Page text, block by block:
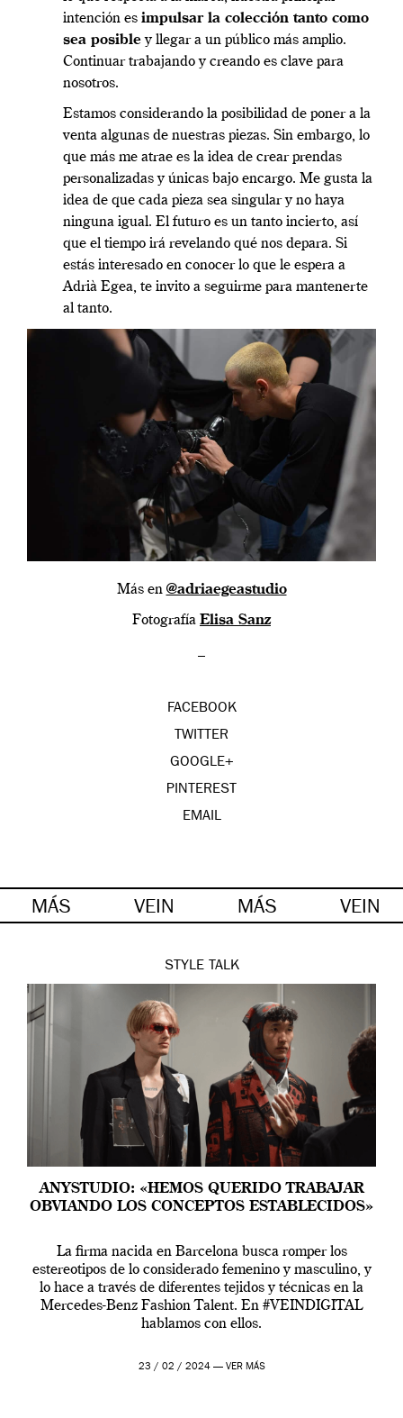
intención es impulsar la colección tanto como
sea posibley llegar a un público más amplio.
Continuar trabajando y creando es clave para
nosotros.
Estamos considerando la posibilidad de poner a la
venta algunas de nuestras piezas. Sin embargo, lo
que más me atrae es la idea de crear prendas
personalizadas y únicas bajo encargo. Me gusta la
idea de que cada pieza sea singular y no haya
ninguna igual. El futuro es un tanto incierto, así
que el tiempo irá revelando qué nos depara. Si
estás interesado en conocer lo que le espera a
Adrià Egea, te invito a seguirme para mantenerte
al tanto.
Más en @adriaegeastudio
Fotografía Elisa Sanz
FACEBOOK
TWITTER
GOOGLE+
PINTEREST
EMAIL
MÁS VEIN MÁS VEIN
STYLE TALK
ANYSTUDIO: «HEMOS QUERIDO TRABAJAR
OBVIANDO LOS CONCEPTOS ESTABLECIDOS»
La firma nacida en Barcelona busca romper los
estereotipos de lo considerado femenino y masculino, y
lo hace a través de diferentes tejidos y técnicas en la
Mercedes-Benz Fashion Talent. En #VEINDIGITAL
hablamos con ellos.
23 / 02 / 2024 — VER MÁS